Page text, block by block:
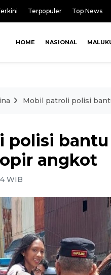
Terpopuler Top News
HOME NASIONAL
Mobil patroli polisi
polisi
angkot
WIB